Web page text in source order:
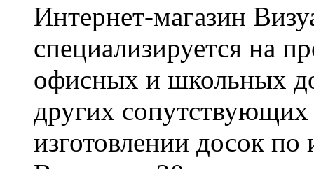
Интернет-магазин
специализируется на
офисных и школьных
других сопутствующих
изготовлении досок по